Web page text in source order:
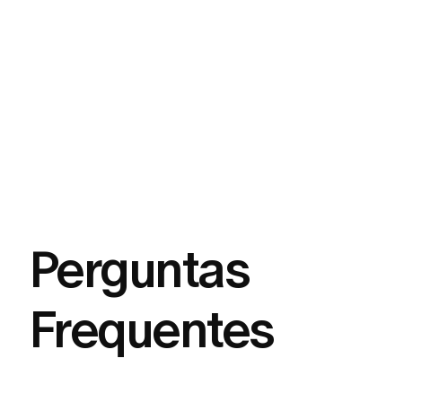
Perguntas
Frequentes